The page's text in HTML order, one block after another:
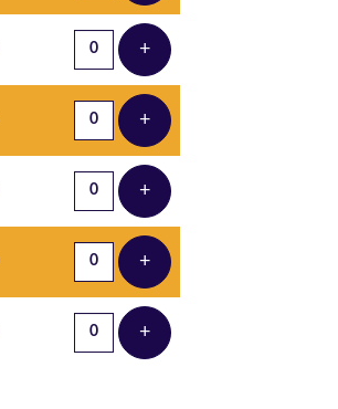
+Voeg ticket toe
+Voeg ticket toe
+Voeg ticket toe
+Voeg ticket toe
+Voeg ticket toe